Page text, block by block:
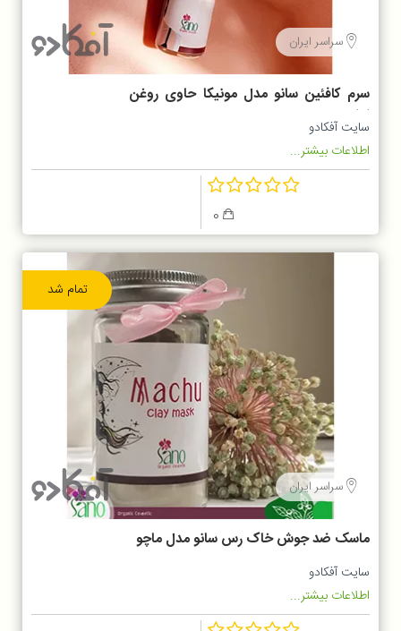
سراسر ایران
سرم کافئین سانو مدل مونیکا حاوی روغن
کاکائو
سایت آفکادو
اطلاعات بیشتر...
0
تمام شد
سراسر ایران
ماسک ضد جوش خاک رس سانو مدل ماچو
سایت آفکادو
اطلاعات بیشتر...